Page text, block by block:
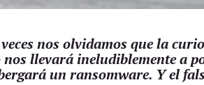
nos olvidamos que la
llevará ineludiblemente a
un ransomware. Y el